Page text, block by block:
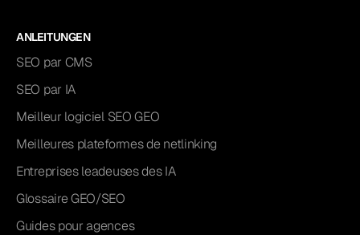
ANLEITUNGEN
SEO par CMS
SEO par IA
Meilleur logiciel SEO GEO
Meilleures plateformes de netlinking
Entreprises leadeuses des IA
Glossaire GEO/SEO
Guides pour agences